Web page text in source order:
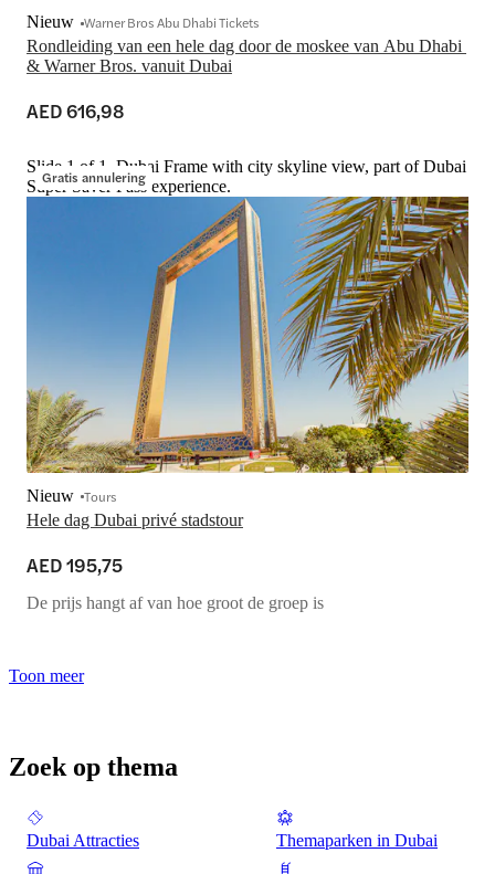
Rondleiding van een hele dag door de moskee van Abu Dhabi
& Warner Bros. vanuit Dubai
Nieuw Warner Bros Abu Dhabi Tickets
AED 616,98
Gratis annulering
Slide 1 of 1, Dubai Frame with city skyline view, part of Dubai
Super Saver Pass experience.
Hele dag Dubai privé stadstour
Nieuw Tours
AED 195,75
De prijs hangt af van hoe groot de groep is
Toon meer
Zoek op thema
Dubai Attracties Themaparken in Dubai